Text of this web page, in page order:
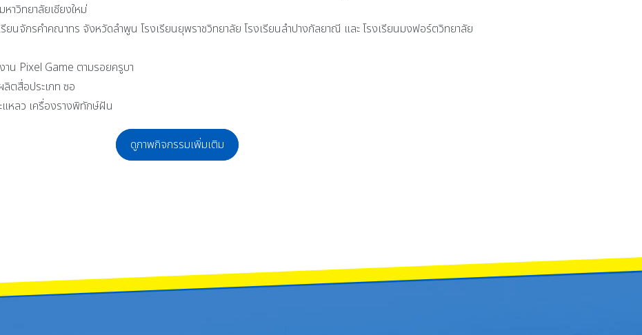
าวิทยาลัยเชียงใหม่
รียนจักรคำคณาทร จังหวัดลำพูน โรงเรียนยุพราชวิทยาลัย โรงเรียนลำปางกัลยาณี และ โรงเรียนมงฟอร์ตวิทยาลัย
น Pixel Game ตามรอยครูบา
ลิตสื่อประเภท ซอ
แหลว เครื่องรางพิทักษ์ฝัน
ดูภาพกิจกรรมเพิ่มเติม
รคำคณาทร จังหวัดลำพูน คว้ารางวัลชนะเลิศอันดับ 1 การแข่งขัน "CMRU Wind Ensemble Competition 2025" การประกวดวงเครื่องลมสากล รุ่นไม่เกินระดับชั้นมัธย
บ้านจักรคำฯ CKK OPEN HOUSE 2024 THE CKK 120th YEAR Leading Education Towards Global Exellence "120 ปี จักรคำฯ ผู้นำทางการศึกษา มุ่งพัฒนา